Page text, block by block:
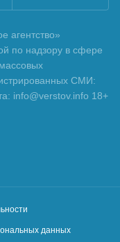
агентство»
по надзору в сфере
СМИ:
info@verstov.info 18+
данных